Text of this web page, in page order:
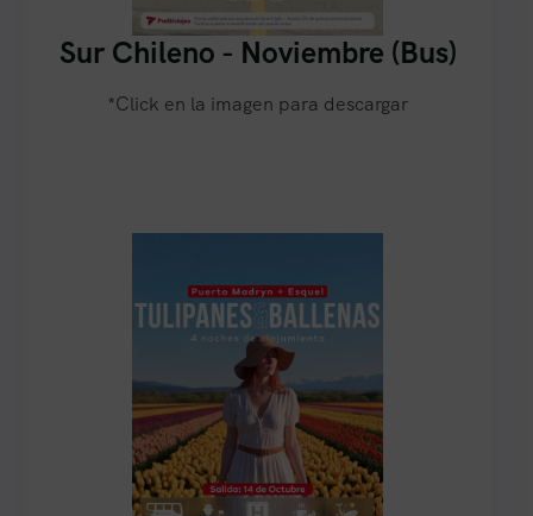
Sur Chileno - Noviembre (Bus)
*Click en la imagen para descargar